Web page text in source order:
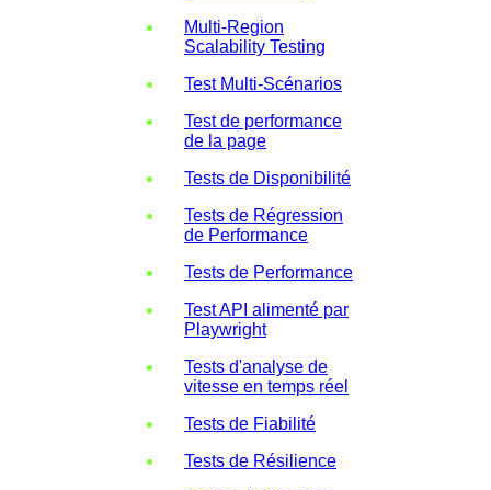
Multi-Region
Scalability Testing
Test Multi-Scénarios
Test de performance
de la page
Tests de Disponibilité
Tests de Régression
de Performance
Tests de Performance
Test API alimenté par
Playwright
Tests d'analyse de
vitesse en temps réel
Tests de Fiabilité
Tests de Résilience